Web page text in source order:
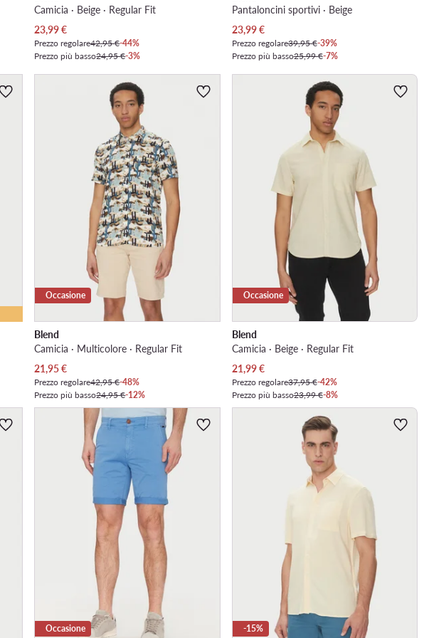
Camicia · Beige · Regular Fit
Prezzo attuale
23,99€
Prezzo regolare42,95 €-44%
Prezzo più basso24,95 €-3%
Pantaloncini sportivi · Beige
Prezzo attuale
23,99€
Prezzo regolare39,95 €-39%
Prezzo più basso25,99 €-7%
Occasione
Blend
Camicia · Multicolore · Regular Fit
Prezzo attuale
21,95€
Prezzo regolare42,95 €-48%
Prezzo più basso24,95 €-12%
Occasione
Blend
Camicia · Beige · Regular Fit
Prezzo attuale
21,99€
Prezzo regolare37,95 €-42%
Prezzo più basso23,99 €-8%
Occasione -15%